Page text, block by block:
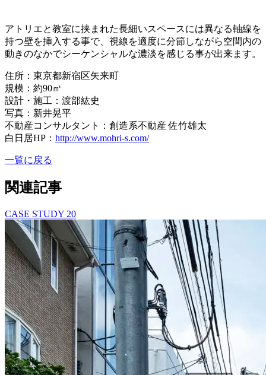
アトリエと教室に挟まれた長細いスペースには異なる軸線を
持つ壁を挿入する事で、視線を適度に分節しながら空間内の
動きのなかでシーケンシャルな濃淡を感じる事が出来ます。
住所：東京都新宿区矢来町
規模：約90㎡
設計・施工：渡部紘史
写真：新井晃平
不動産コンサルタント：創造系不動産 佐竹雄太
白日居HP： http://www.mohri-s.com/
一覧に戻る
関連記事
CASE STUDY 20